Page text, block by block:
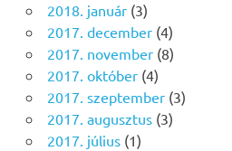
2018. január(3)
2017. december(4)
2017. november(8)
2017. október(4)
2017. szeptember(3)
2017. augusztus(3)
2017. július(1)